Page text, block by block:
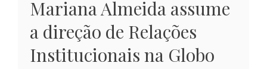
Mariana Almeida assume
a direção de Relações
Institucionais na Globo